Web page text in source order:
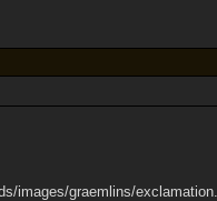
images/graemlins/